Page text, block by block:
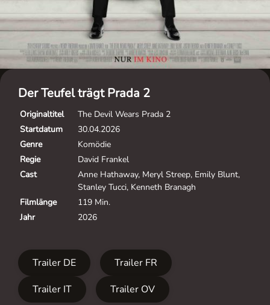
Der Teufel trägt Prada 2
Originaltitel
The Devil Wears Prada 2
Startdatum
30.04.2026
Genre
Komödie
Regie
David Frankel
Cast
Anne Hathaway, Meryl Streep, Emily Blunt,
Stanley Tucci, Kenneth Branagh
Filmlänge
119 Min.
Jahr
2026
Trailer DE
Trailer FR
Trailer IT
Trailer OV